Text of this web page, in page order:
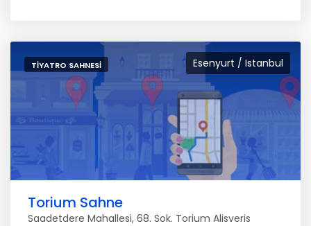
Esenyurt / Istanbul
TIYATRO SAHNESI
Torium Sahne
Saadetdere Mahallesi, 68. Sok. Torium Alisveris